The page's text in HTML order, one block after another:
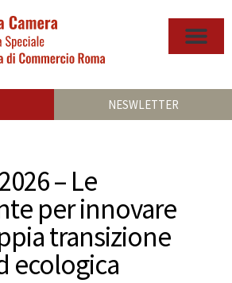
NESWLETTER
– Le
per innovare
transizione
ecologica